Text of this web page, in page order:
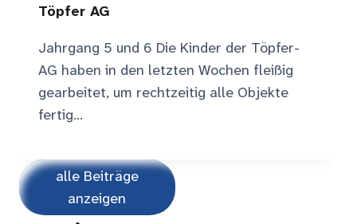
Töpfer AG
Jahrgang 5 und 6 Die Kinder der Töpfer-
AG haben in den letzten Wochen fleißig
gearbeitet, um rechtzeitig alle Objekte
fertig…
alle Beiträge
anzeigen